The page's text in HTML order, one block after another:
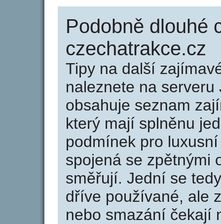
Podobně dlouhé
czechatrakce.cz
Tipy na další
naleznete na serveru
obsahuje seznam
který mají splněnu
podmínek pro
spojená se zpětnými
směřují. Jední se
dříve používané, ale
nebo smazání čekají